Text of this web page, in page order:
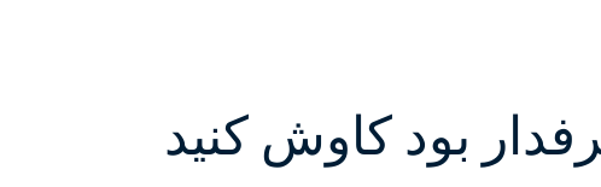
بود کاوش کنید